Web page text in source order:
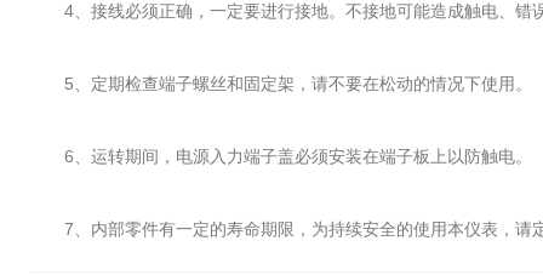
4、接线必须正确，一定要进行接地。不接地可能造成触电、错
5、定期检查端子螺丝和固定架，请不要在松动的情况下使用。
6、运转期间，电源入力端子盖必须安装在端子板上以防触电。
7、内部零件有一定的寿命期限，为持续安全的使用本仪表，请